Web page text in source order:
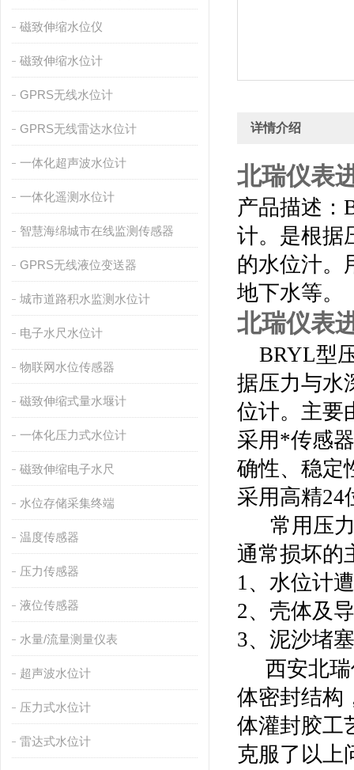
磁致伸缩水位仪
磁致伸缩水位计
GPRS无线水位计
GPRS无线雷达水位计
一体化超声波水位计
一体化遥测水位计
智慧海绵城市在线监测传感器
GPRS无线液位变送器
城市道路积水监测水位计
电子水尺水位计
物联网水位传感器
磁致伸缩式量水堰计
一体化压力式水位计
磁致伸缩电子水尺
水位存储采集终端
温度传感器
压力传感器
液位传感器
水量/流量测量仪表
超声波水位计
压力式水位计
雷达式水位计
详情介绍
北瑞仪表
产品描述：
计。是根据
的水位汁。
地下水等。
北瑞仪表
BRYL型
据压力与水
位计。主要
采用*传感
确性、稳定
采用高精24
常用压力
通常损坏的
1、水位计
2、壳体及
3、泥沙堵
西安北
体密封结构
体灌封胶工
克服了以上